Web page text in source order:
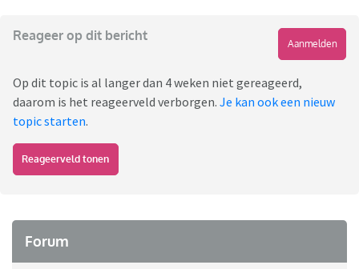
Reageer op dit bericht
Aanmelden
Op dit topic is al langer dan 4 weken niet gereageerd,
daarom is het reageerveld verborgen. Je kan ook een nieuw
topic starten.
Reageerveld tonen
Forum